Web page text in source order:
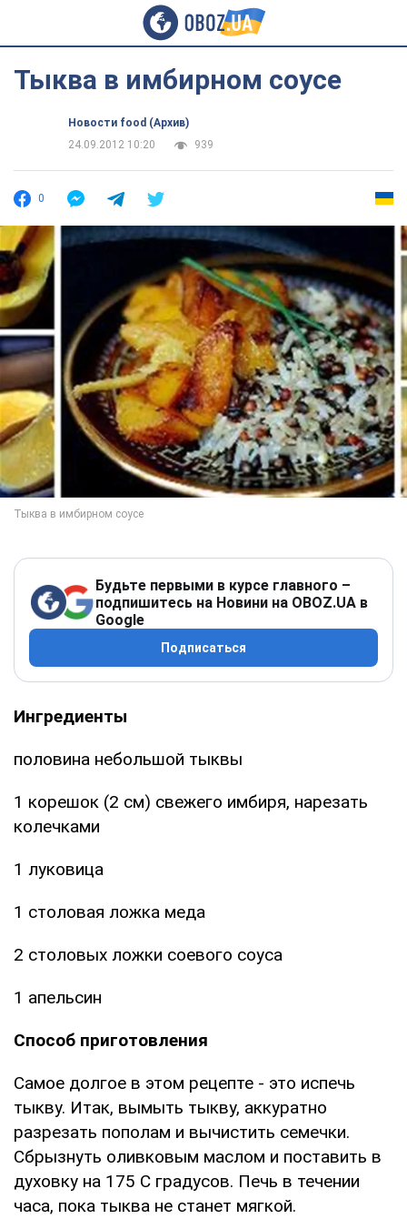
Тыква в имбирном соусе
Новости food (Архив)
24.09.2012 10:20
939
0
Будьте первыми в курсе главного –
подпишитесь на Новини на OBOZ.UA в
Google
Подписаться
Ингредиенты
половина небольшой тыквы
1 корешок (2 см) свежего имбиря, нарезать
колечками
1 луковица
1 столовая ложка меда
2 столовых ложки соевого соуса
1 апельсин
Способ приготовления
Самое долгое в этом рецепте - это испечь
тыкву. Итак, вымыть тыкву, аккуратно
разрезать пополам и вычистить семечки.
Сбрызнуть оливковым маслом и поставить в
духовку на 175 С градусов. Печь в течении
часа, пока тыква не станет мягкой.